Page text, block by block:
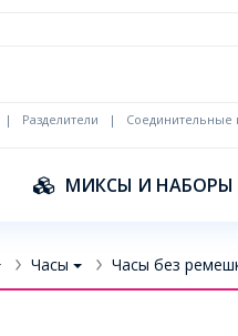
| Разделители | Соединительные
МИКСЫ И НАБОРЫ
Часы Часы без